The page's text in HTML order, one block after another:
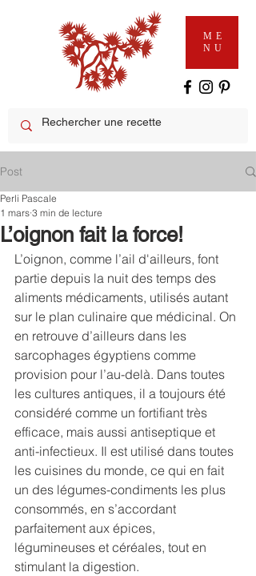
ME
NU
Post
L’oignon fait la force!
Perli Pascale
1 mars 3 min de lecture
L’oignon, comme l’ail d'ailleurs, font
partie depuis la nuit des temps des
aliments médicaments, utilisés autant
sur le plan culinaire que médicinal. On
en retrouve d’ailleurs dans les
sarcophages égyptiens comme
provision pour l’au-delà. Dans toutes
les cultures antiques, il a toujours été
considéré comme un fortifiant très
efficace, mais aussi antiseptique et
anti-infectieux. Il est utilisé dans toutes
les cuisines du monde, ce qui en fait
un des légumes-condiments les plus
consommés, en s’accordant
parfaitement aux épices,
légumineuses et céréales, tout en
stimulant la digestion.